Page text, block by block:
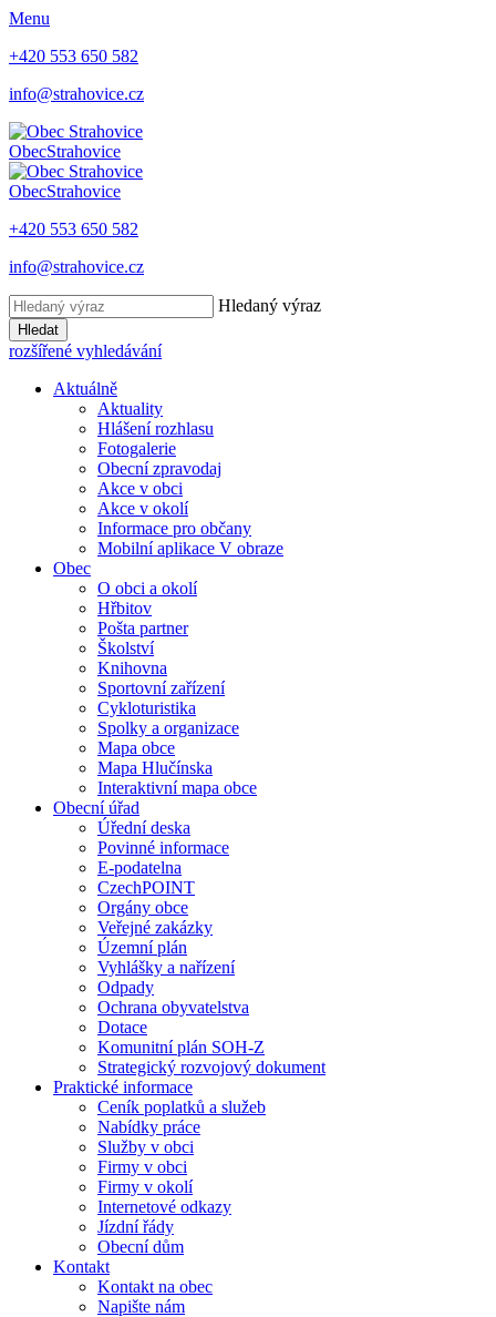
Menu
+420 553 650 582
info@strahovice.cz
ObecStrahovice
ObecStrahovice
+420 553 650 582
info@strahovice.cz
Hledaný výraz
Hledat
rozšířené vyhledávání
Aktuálně
Aktuality
Hlášení rozhlasu
Fotogalerie
Obecní zpravodaj
Akce v obci
Akce v okolí
Informace pro občany
Mobilní aplikace V obraze
Obec
O obci a okolí
Hřbitov
Pošta partner
Školství
Knihovna
Sportovní zařízení
Cykloturistika
Spolky a organizace
Mapa obce
Mapa Hlučínska
Interaktivní mapa obce
Obecní úřad
Úřední deska
Povinné informace
E-podatelna
CzechPOINT
Orgány obce
Veřejné zakázky
Územní plán
Vyhlášky a nařízení
Odpady
Ochrana obyvatelstva
Dotace
Komunitní plán SOH-Z
Strategický rozvojový dokument
Praktické informace
Ceník poplatků a služeb
Nabídky práce
Služby v obci
Firmy v obci
Firmy v okolí
Internetové odkazy
Jízdní řády
Obecní dům
Kontakt
Kontakt na obec
Napište nám